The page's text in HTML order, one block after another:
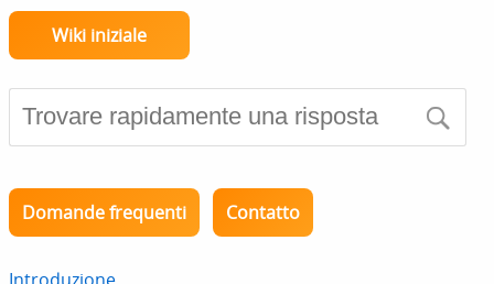
Wiki iniziale
Domande frequenti Contatto